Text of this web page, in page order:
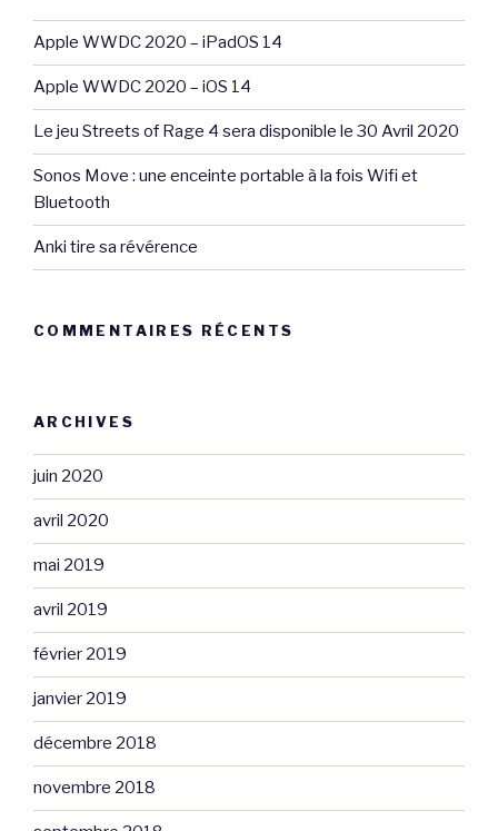
Apple WWDC 2020 – iPadOS 14
Apple WWDC 2020 – iOS 14
Le jeu Streets of Rage 4 sera disponible le 30 Avril 2020
Sonos Move : une enceinte portable à la fois Wifi et
Bluetooth
Anki tire sa révérence
COMMENTAIRES RÉCENTS
ARCHIVES
juin 2020
avril 2020
mai 2019
avril 2019
février 2019
janvier 2019
décembre 2018
novembre 2018